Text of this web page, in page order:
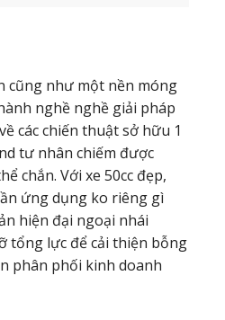
cũng như một nền móng
nghề nghề giải pháp
các chiến thuật sở hữu 1
tư nhân chiếm được
chắn. Với xe 50cc đẹp,
ứng dụng ko riêng gì
hiện đại ngoại nhái
tổng lực để cải thiện bỗng
phân phối kinh doanh